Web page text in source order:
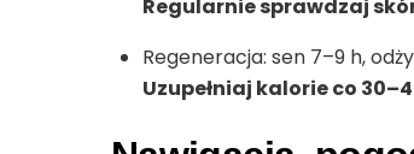
Regularnie sprawdzaj
Regeneracja: sen 7–9 h,
Uzupełniaj kalorie co